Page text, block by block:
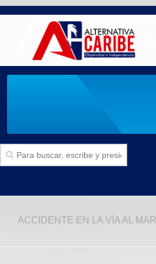
Politica
ACCIDENTE EN LA VÍA AL MAR